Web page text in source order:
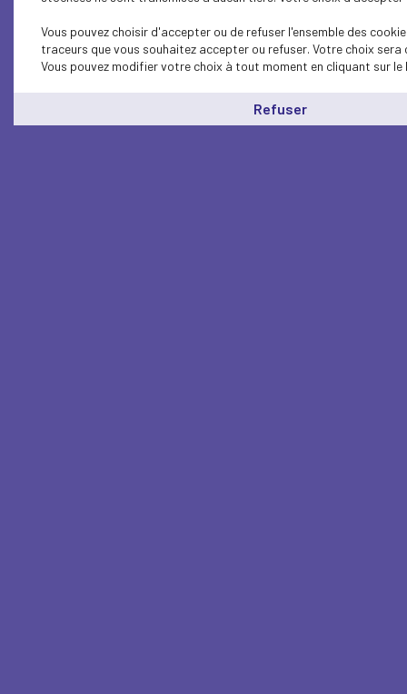
Vous pouvez choisir d'accepter ou de refuser l'ensemble des
traceurs que vous souhaitez accepter ou refuser. Votre choix
Vous pouvez modifier votre choix à tout moment en cliquant sur le
Refuser